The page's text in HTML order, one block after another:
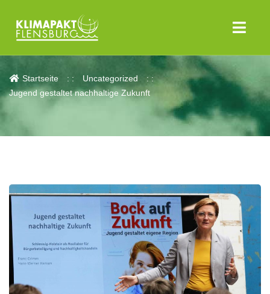
Aktuelles
Startseite
Uncategorized
Jugend gestaltet nachhaltige Zukunft